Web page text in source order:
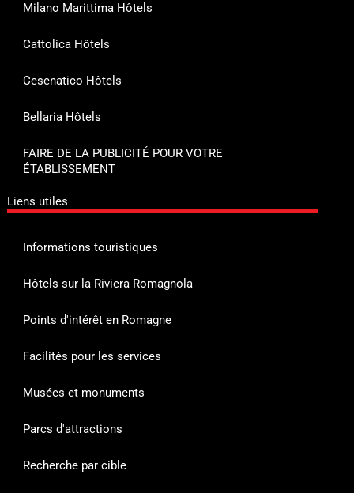
Milano Marittima Hôtels
Cattolica Hôtels
Cesenatico Hôtels
Bellaria Hôtels
FAIRE DE LA PUBLICITÉ POUR VOTRE
ÉTABLISSEMENT
Liens utiles
Informations touristiques
Hôtels sur la Riviera Romagnola
Points d'intérêt en Romagne
Facilités pour les services
Musées et monuments
Parcs d'attractions
Recherche par cible